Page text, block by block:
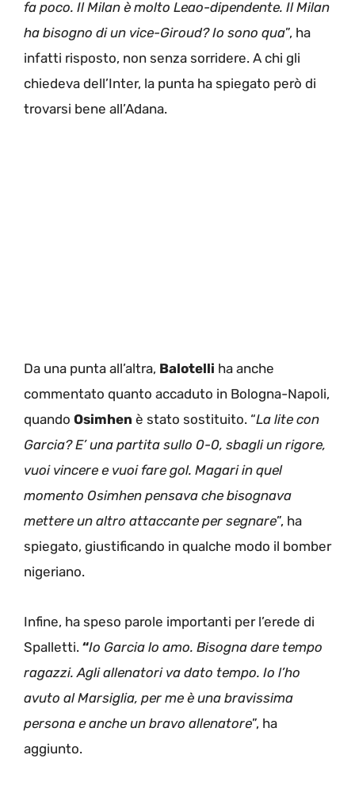
fa poco. Il Milan è molto Leao-dipendente. Il Milan
ha bisogno di un vice-Giroud? Io sono qua”, ha
infatti risposto, non senza sorridere. A chi gli
chiedeva dell’Inter, la punta ha spiegato però di
trovarsi bene all’Adana.
Da una punta all’altra, Balotelli ha anche
commentato quanto accaduto in Bologna-Napoli,
quando Osimhen è stato sostituito. “La lite con
Garcia? E’ una partita sullo 0-0, sbagli un rigore,
vuoi vincere e vuoi fare gol. Magari in quel
momento Osimhen pensava che bisognava
mettere un altro attaccante per segnare”, ha
spiegato, giustificando in qualche modo il bomber
nigeriano.
Infine, ha speso parole importanti per l’erede di
Spalletti. “Io Garcia lo amo. Bisogna dare tempo
ragazzi. Agli allenatori va dato tempo. Io l’ho
avuto al Marsiglia, per me è una bravissima
persona e anche un bravo allenatore”, ha
aggiunto.